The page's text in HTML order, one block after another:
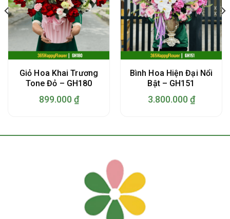
Giỏ Hoa Khai Trương
Tone Đỏ – GH180
899.000 ₫
Bình Hoa Hiện Đại Nổi
Bật – GH151
3.800.000 ₫